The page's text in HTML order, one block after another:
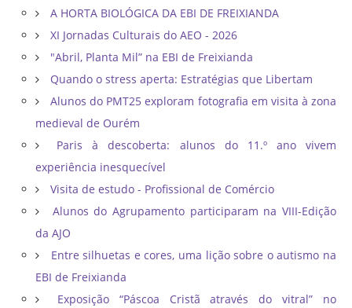
A HORTA BIOLÓGICA DA EBI DE FREIXIANDA
XI Jornadas Culturais do AEO - 2026
"Abril, Planta Mil” na EBI de Freixianda
Quando o stress aperta: Estratégias que Libertam
Alunos do PMT25 exploram fotografia em visita à zona
medieval de Ourém
Paris à descoberta: alunos do 11.º ano vivem
experiência inesquecível
Visita de estudo - Profissional de Comércio
Alunos do Agrupamento participaram na VIII-Edição
da AJO
Entre silhuetas e cores, uma lição sobre o autismo na
EBI de Freixianda
Exposição “Páscoa Cristã através do vitral” no